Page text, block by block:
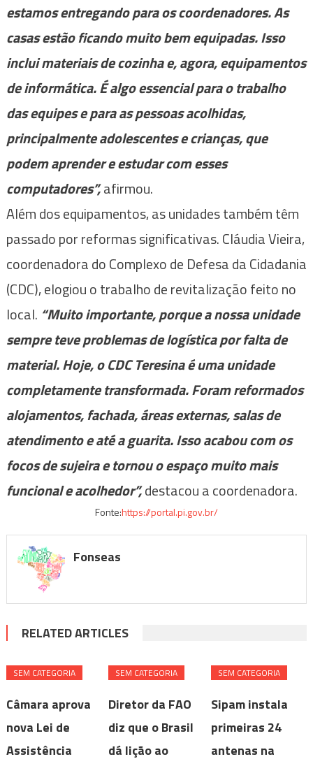
estamos entregando para os coordenadores. As
casas estão ficando muito bem equipadas. Isso
inclui materiais de cozinha e, agora, equipamentos
de informática. É algo essencial para o trabalho
das equipes e para as pessoas acolhidas,
principalmente adolescentes e crianças, que
podem aprender e estudar com esses
computadores”,afirmou.
Além dos equipamentos, as unidades também têm
passado por reformas significativas. Cláudia Vieira,
coordenadora do Complexo de Defesa da Cidadania
(CDC), elogiou o trabalho de revitalização feito no
local. “Muito importante, porque a nossa unidade
sempre teve problemas de logística por falta de
material. Hoje, o CDC Teresina é uma unidade
completamente transformada. Foram reformados
alojamentos, fachada, áreas externas, salas de
atendimento e até a guarita. Isso acabou com os
focos de sujeira e tornou o espaço muito mais
funcional e acolhedor”,destacou a coordenadora.
Fonte:https://portal.pi.gov.br/
Fonseas
RELATED ARTICLES
SEM CATEGORIA
Câmara aprova
nova Lei de
Assistência
SEM CATEGORIA
Diretor da FAO
diz que o Brasil
dá lição ao
SEM CATEGORIA
Sipam instala
primeiras 24
antenas na